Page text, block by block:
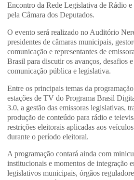
Encontro da Rede Legislativa de Rádio
pela Câmara dos Deputados.
O evento será realizado no Auditório
presidentes de câmaras municipais,
comunicação e representantes de
Brasil para discutir os avanços, desafios
comunicação pública e legislativa.
Entre os principais temas da
estações de TV do Programa Brasil
3.0, a gestão das emissoras legislativas,
produção de conteúdo para rádio e
restrições eleitorais aplicadas aos
durante o período eleitoral.
A programação contará ainda com
institucionais e momentos de integração
legislativos municipais, órgãos